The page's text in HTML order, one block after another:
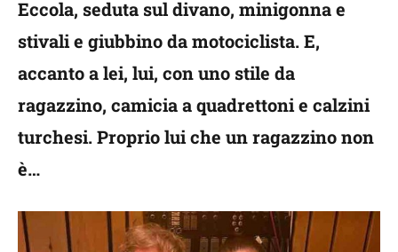
Eccola, seduta sul divano, minigonna e
stivali e giubbino da motociclista. E,
accanto a lei, lui, con uno stile da
ragazzino, camicia a quadrettoni e calzini
turchesi. Proprio lui che un ragazzino non
è…